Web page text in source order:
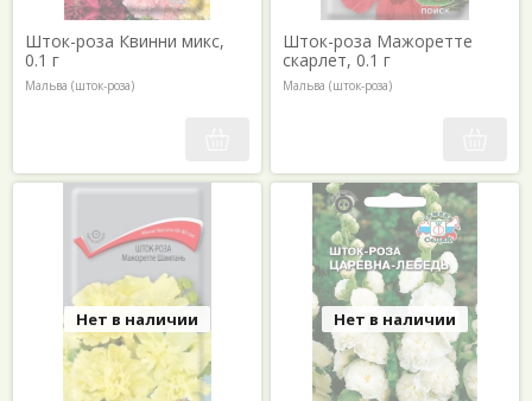
Шток-роза Квинни микс,
0.1 г
Мальва (шток-роза)
Шток-роза Мажоретте
скарлет, 0.1 г
Мальва (шток-роза)
Нет в наличии Нет в наличии